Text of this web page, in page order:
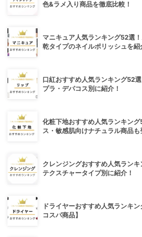
色&ラメ入り商品を徹底比較！
マニキュア人気ランキング52選
乾タイプのネイルポリッシュを紹
口紅おすすめ人気ランキング52
プラ・デパコス別に紹介！
化粧下地おすすめ人気ランキン
ス・敏感肌向けナチュラル商品も
クレンジングおすすめ人気ラン
テクスチャータイプ別に紹介！
ドライヤーおすすめ人気ランキ
コスパ商品】